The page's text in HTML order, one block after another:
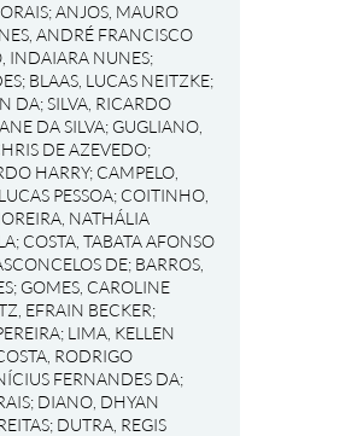
;ANJOS, MAURO
ANDRÉ FRANCISCO
INDAIARA NUNES;
; BLAAS, LUCAS NEITZKE;
DA;SILVA, RICARDO
DA SILVA; GUGLIANO,
DE AZEVEDO;
HARRY; CAMPELO,
PESSOA; COITINHO,
NATHÁLIA
; COSTA, TABATA AFONSO
DE; BARROS,
; GOMES, CAROLINE
EFRAIN BECKER;
; LIMA, KELLEN
RODRIGO
FERNANDES DA;
; DIANO, DHYAN
; DUTRA, REGIS